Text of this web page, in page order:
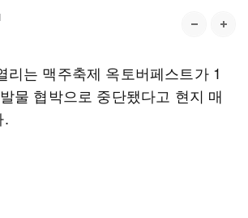
리는 맥주축제 옥토버페스트가 1
물 협박으로 중단됐다고 현지 매
.